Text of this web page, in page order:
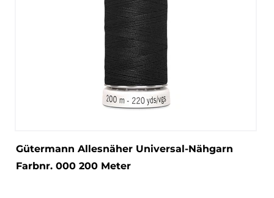
Gütermann Allesnäher Universal-Nähgarn
Farbnr. 000 200 Meter